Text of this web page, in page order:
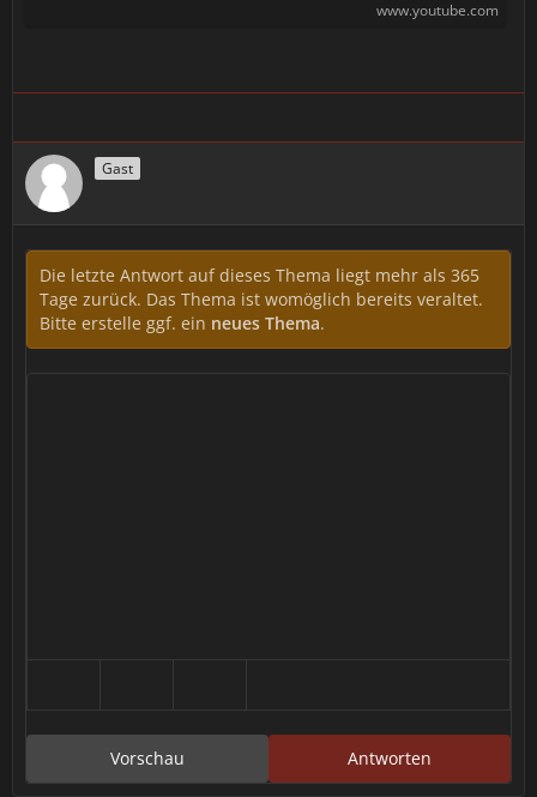
www.youtube.com
Gast
Die letzte Antwort auf dieses Thema liegt mehr als 365
Tage zurück. Das Thema ist womöglich bereits veraltet.
Bitte erstelle ggf. ein neues Thema.
Antworten
Vorschau